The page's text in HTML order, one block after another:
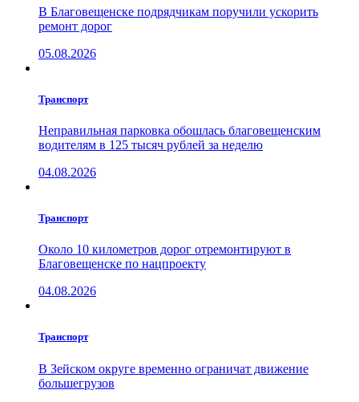
В Благовещенске подрядчикам поручили ускорить
ремонт дорог
05.08.2026
Транспорт
Неправильная парковка обошлась благовещенским
водителям в 125 тысяч рублей за неделю
04.08.2026
Транспорт
Около 10 километров дорог отремонтируют в
Благовещенске по нацпроекту
04.08.2026
Транспорт
В Зейском округе временно ограничат движение
большегрузов